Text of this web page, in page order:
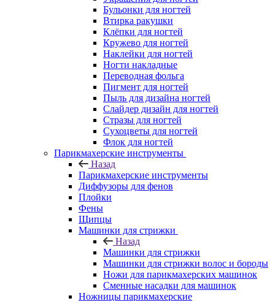
Бульонки для ногтей
Втирка ракушки
Клёпки для ногтей
Кружево для ногтей
Наклейки для ногтей
Ногти накладные
Переводная фольга
Пигмент для ногтей
Пыль для дизайна ногтей
Слайдер дизайн для ногтей
Стразы для ногтей
Сухоцветы для ногтей
Флок для ногтей
Парикмахерские инструменты
Назад
Парикмахерские инструменты
Диффузоры для фенов
Плойки
Фены
Щипцы
Машинки для стрижки
Назад
Машинки для стрижки
Машинки для стрижки волос и бороды
Ножи для парикмахерских машинок
Сменные насадки для машинок
Ножницы парикмахерские